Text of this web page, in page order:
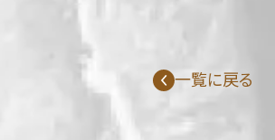
一覧に戻る